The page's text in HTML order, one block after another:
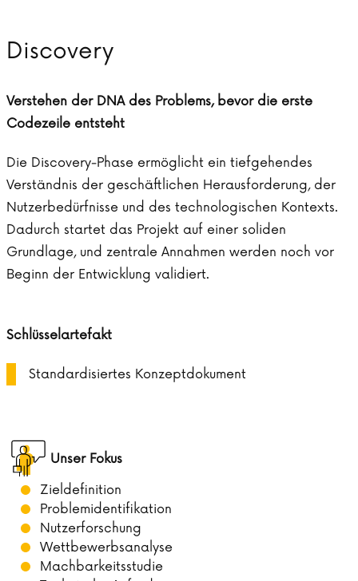
Discovery
Verstehen der DNA des Problems, bevor die erste
Codezeile entsteht
Die Discovery-Phase ermöglicht ein tiefgehendes
Verständnis der geschäftlichen Herausforderung, der
Nutzerbedürfnisse und des technologischen Kontexts.
Dadurch startet das Projekt auf einer soliden
Grundlage, und zentrale Annahmen werden noch vor
Beginn der Entwicklung validiert.
Schlüsselartefakt
Standardisiertes Konzeptdokument
Unser Fokus
Zieldefinition
Problemidentifikation
Nutzerforschung
Wettbewerbsanalyse
Machbarkeitsstudie